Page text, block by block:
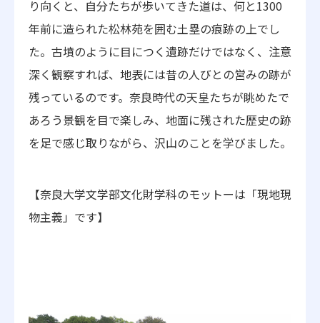
り向くと、自分たちが歩いてきた道は、何と1300
年前に造られた松林苑を囲む土塁の痕跡の上でし
た。古墳のように目につく遺跡だけではなく、注意
深く観察すれば、地表には昔の人びとの営みの跡が
残っているのです。奈良時代の天皇たちが眺めたで
あろう景観を目で楽しみ、地面に残された歴史の跡
を足で感じ取りながら、沢山のことを学びました。
【奈良大学文学部文化財学科のモットーは「現地現
物主義」です】